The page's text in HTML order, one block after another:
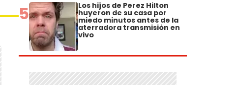
5 Los hijos de Perez Hilton
huyeron de su casa por
miedo minutos antes de la
aterradora transmisión en
vivo